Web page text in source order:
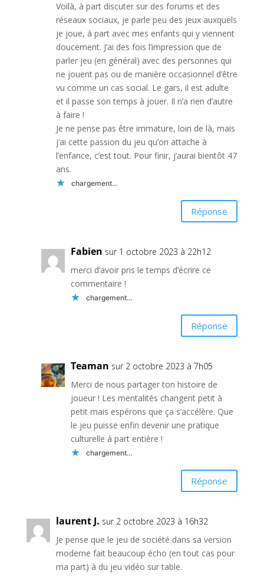
Voilà, à part discuter sur des forums et des
réseaux sociaux, je parle peu des jeux auxquels
je joue, à part avec mes enfants qui y viennent
doucement. J’ai des fois l’impression que de
parler jeu (en général) avec des personnes qui
ne jouent pas ou de manière occasionnel d’être
vu comme un cas social. Le gars, il est adulte
et il passe son temps à jouer. Il n’a rien d’autre
à faire !
Je ne pense pas être immature, loin de là, mais
j’ai cette passion du jeu qu’on attache à
l’enfance, c’est tout. Pour finir, j’aurai bientôt 47
ans.
chargement…
Réponse
Fabien sur 1 octobre 2023 à 22h12
merci d’avoir pris le temps d’écrire ce
commentaire !
chargement…
Réponse
Teaman sur 2 octobre 2023 à 7h05
Merci de nous partager ton histoire de
joueur ! Les mentalités changent petit à
petit mais espérons que ça s’accélère. Que
le jeu puisse enfin devenir une pratique
culturelle à part entière !
chargement…
Réponse
laurent J. sur 2 octobre 2023 à 16h32
Je pense que le jeu de société dans sa version
moderne fait beaucoup écho (en tout cas pour
ma part) à du jeu vidéo sur table.